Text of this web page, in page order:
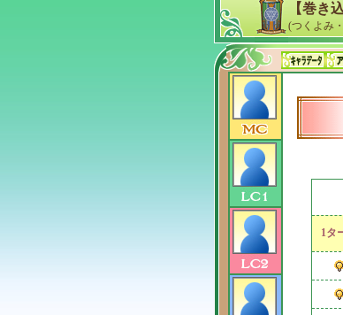
【巻き
(つくよみ
1タ